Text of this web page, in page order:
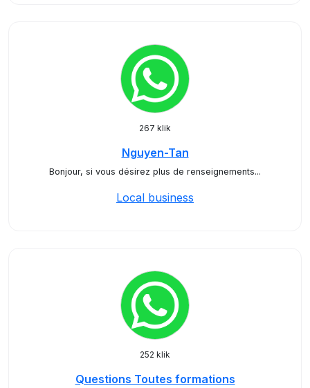
267 klik
Nguyen-Tan
Bonjour, si vous désirez plus de renseignements...
Local business
252 klik
Questions Toutes formations